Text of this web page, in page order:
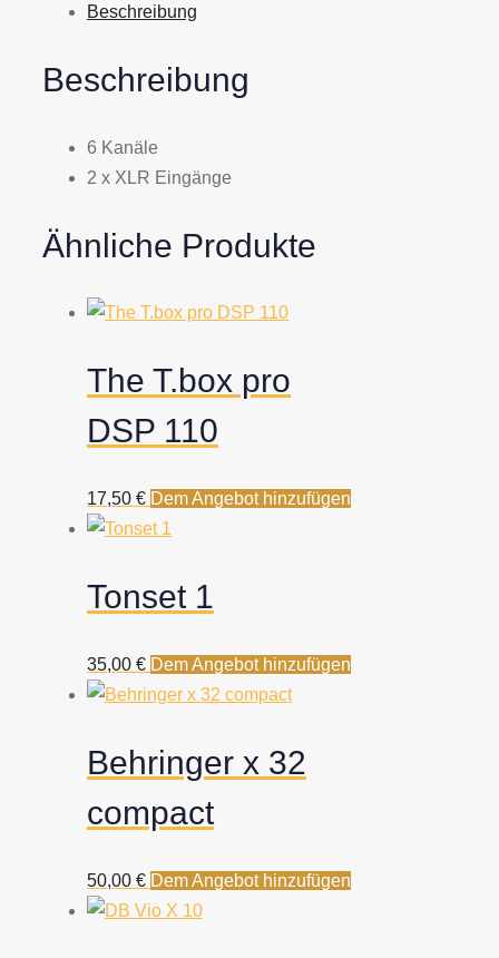
Beschreibung
Beschreibung
6 Kanäle
2 x XLR Eingänge
Ähnliche Produkte
The T.box pro
DSP 110
17,50 € Dem Angebot hinzufügen
Tonset 1
35,00 € Dem Angebot hinzufügen
Behringer x 32
compact
50,00 € Dem Angebot hinzufügen